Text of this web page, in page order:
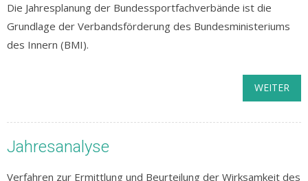
Die Jahresplanung der Bundessportfachverbände ist die
Grundlage der Verbandsförderung des Bundesministeriums
des Innern (BMI).
WEITER
Jahresanalyse
Verfahren zur Ermittlung und Beurteilung der Wirksamkeit des